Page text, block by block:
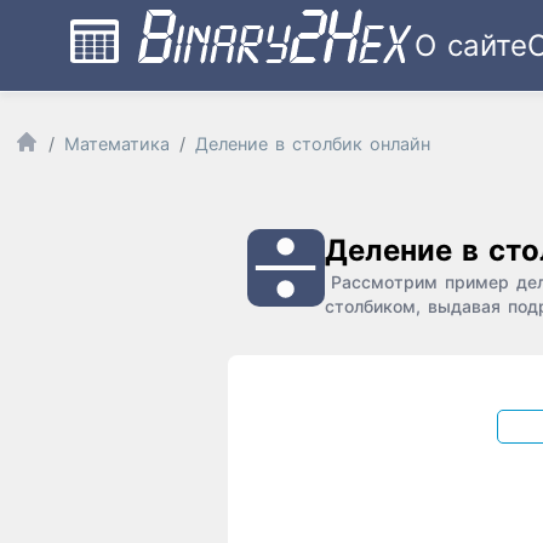
О сайте
Математика Деление в столбик онлайн
Деление в
Рассмотрим пример
столбиком, выдавая